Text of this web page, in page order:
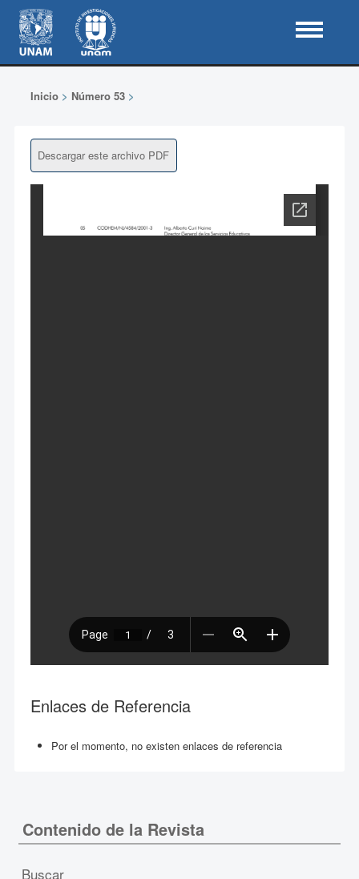
Inicio> Número 53>
Descargar este archivo PDF
Enlaces de Referencia
Por el momento, no existen enlaces de referencia
Contenido de la Revista
Buscar